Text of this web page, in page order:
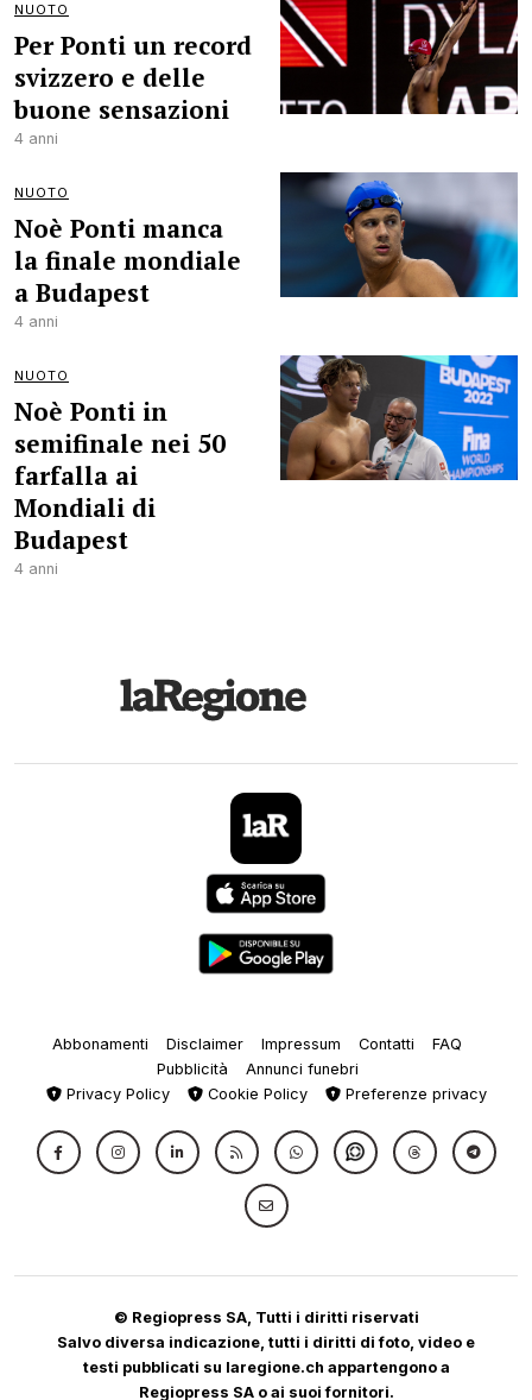
NUOTO
Per Ponti un record
svizzero e delle
buone sensazioni
4 anni
NUOTO
Noè Ponti manca
la finale mondiale
a Budapest
4 anni
NUOTO
Noè Ponti in
semifinale nei 50
farfalla ai
Mondiali di
Budapest
4 anni
Abbonamenti Disclaimer Impressum Contatti
FAQ
Pubblicità
Annunci funebri
Privacy Policy
Cookie Policy Preferenze privacy
© Regiopress SA, Tutti i diritti riservati
Salvo diversa indicazione, tutti i diritti di foto, video e
testi pubblicati su laregione.ch appartengono a
Regiopress SA o ai suoi fornitori.